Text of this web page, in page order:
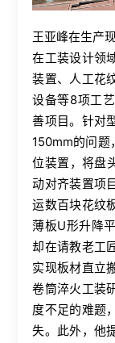
王亚峰在生产
在工装设计领
装置、人工花
设备等8项工
善项目。针对
150mm的问题
位装置，将盘
动对齐装置项
运数百块花纹
薄板U形升降
却在请教老工
实现板材直立
卷筒淬火工装
度不足的难题
失。此外，他